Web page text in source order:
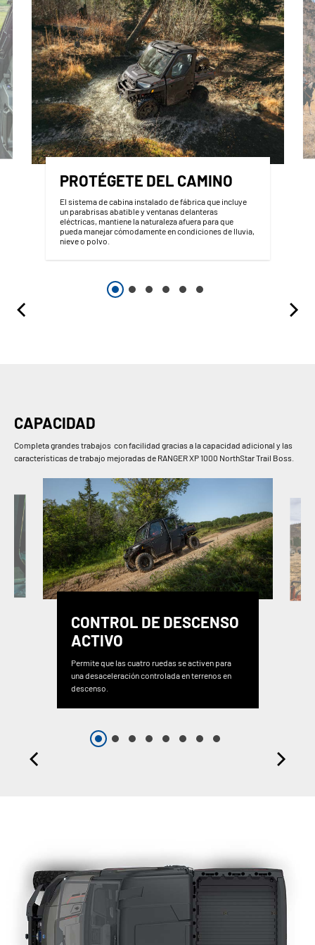
PROTÉGETE DEL CAMINO
El sistema de cabina instalado de fábrica que incluye
un parabrisas abatible y ventanas delanteras
eléctricas, mantiene la naturaleza afuera para que
pueda manejar cómodamente en condiciones de lluvia,
nieve o polvo.
CAPACIDAD
Completa grandes trabajos con facilidad gracias a la capacidad adicional y las
características de trabajo mejoradas de RANGER XP 1000 NorthStar Trail Boss.
CONTROL DE DESCENSO
ACTIVO
Permite que las cuatro ruedas se activen para
una desaceleración controlada en terrenos en
descenso.